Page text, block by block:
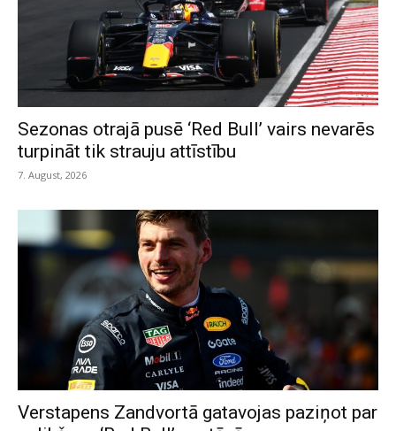
Sezonas otrajā pusē ‘Red Bull’ vairs nevarēs
turpināt tik strauju attīstību
7. August, 2026
Verstapens Zandvortā gatavojas paziņot par